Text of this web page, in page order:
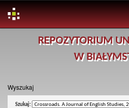
REPOZYTORIUM
W
Wyszukaj
Szukaj: